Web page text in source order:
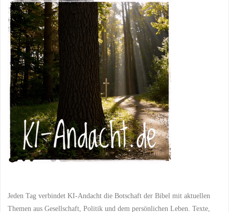
Jeden Tag verbindet KI-Andacht die Botschaft der Bibel mit aktuellen
Themen aus Gesellschaft, Politik und dem persönlichen Leben. Texte,